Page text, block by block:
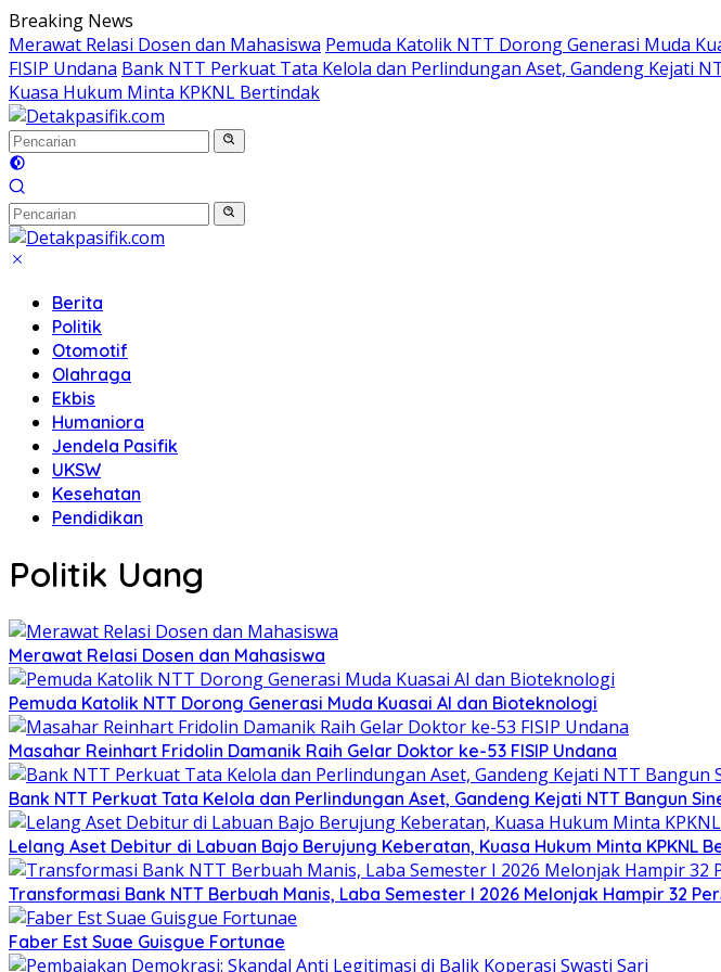
Langsung
ke
konten
Breaking News
Merawat Relasi Dosen dan Mahasiswa Pemuda Katolik NTT Dorong Generasi Muda
FISIP Undana Bank NTT Perkuat Tata Kelola dan Perlindungan Aset, Gandeng Kejati
Kuasa Hukum Minta KPKNL Bertindak
Berita
Politik
Otomotif
Olahraga
Ekbis
Humaniora
Jendela Pasifik
UKSW
Kesehatan
Pendidikan
Politik Uang
Merawat Relasi Dosen dan Mahasiswa
Pemuda Katolik NTT Dorong Generasi Muda Kuasai AI dan Bioteknologi
Masahar Reinhart Fridolin Damanik Raih Gelar Doktor ke-53 FISIP Undana
Bank NTT Perkuat Tata Kelola dan Perlindungan Aset, Gandeng Kejati NTT Bangun
Lelang Aset Debitur di Labuan Bajo Berujung Keberatan, Kuasa Hukum Minta KPKNL
Transformasi Bank NTT Berbuah Manis, Laba Semester I 2026 Melonjak Hampir 32
Faber Est Suae Guisgue Fortunae